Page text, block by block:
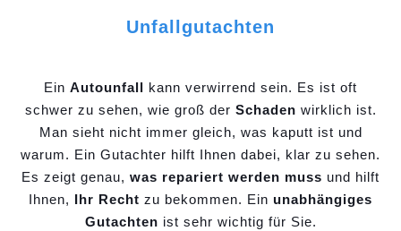
Unfallgutachten
Ein Autounfall kann verwirrend sein. Es ist oft
schwer zu sehen, wie groß der Schaden wirklich ist.
Man sieht nicht immer gleich, was kaputt ist und
warum. Ein Gutachter hilft Ihnen dabei, klar zu sehen.
Es zeigt genau, was repariert werden muss und hilft
Ihnen, Ihr Recht zu bekommen. Ein unabhängiges
Gutachten ist sehr wichtig für Sie.